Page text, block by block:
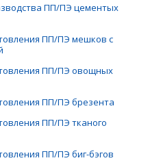
ПП/ПЭ цементых
ПП/ПЭ мешков с
ПП/ПЭ овощных
ПП/ПЭ брезента
ПП/ПЭ тканого
ПП/ПЭ биг-бэгов